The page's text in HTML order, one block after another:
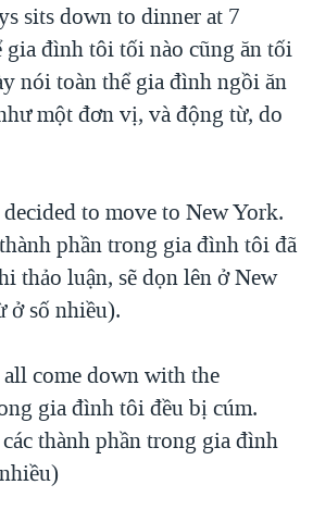
sits down to dinner at 7
gia đình tôi tối nào cũng ăn tối
nói toàn thể gia đình ngồi ăn
một đơn vị, và động từ, do
to move to New York.
phần trong gia đình tôi đã
thảo luận, sẽ dọn lên ở New
ở số nhiều).
come down with the
gia đình tôi đều bị cúm.
thành phần trong gia đình